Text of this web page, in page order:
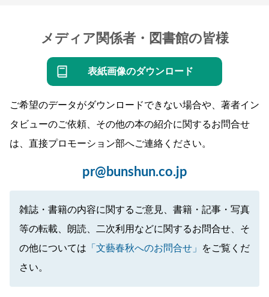
メディア関係者・図書館の皆様
表紙画像のダウンロード
ご希望のデータがダウンロードできない場合や、著者イン
タビューのご依頼、その他の本の紹介に関するお問合せ
は、直接プロモーション部へご連絡ください。
pr@bunshun.co.jp
雑誌・書籍の内容に関するご意見、書籍・記事・写真
等の転載、朗読、二次利用などに関するお問合せ、そ
の他については 「文藝春秋へのお問合せ」
をご覧くだ
さい。